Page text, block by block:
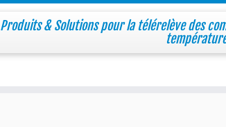
Produits & Solutions pour la télérelève des